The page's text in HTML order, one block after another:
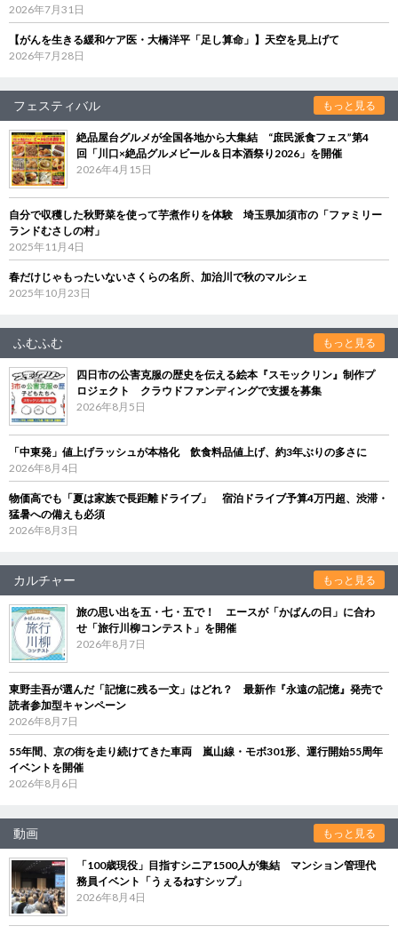
2026年7月31日
【がんを生きる緩和ケア医・大橋洋平「足し算命」】天空を見上げて
2026年7月28日
フェスティバル もっと見る
絶品屋台グルメが全国各地から大集結 “庶民派食フェス”第4
回「川口×絶品グルメビール＆日本酒祭り2026」を開催
2026年4月15日
自分で収穫した秋野菜を使って芋煮作りを体験 埼玉県加須市の「ファミリー
ランドむさしの村」
2025年11月4日
春だけじゃもったいないさくらの名所、加治川で秋のマルシェ
2025年10月23日
ふむふむ もっと見る
四日市の公害克服の歴史を伝える絵本『スモックリン』制作プ
ロジェクト クラウドファンディングで支援を募集
2026年8月5日
「中東発」値上げラッシュが本格化 飲食料品値上げ、約3年ぶりの多さに
2026年8月4日
物価高でも「夏は家族で長距離ドライブ」 宿泊ドライブ予算4万円超、渋滞・
猛暑への備えも必須
2026年8月3日
カルチャー もっと見る
旅の思い出を五・七・五で！ エースが「かばんの日」に合わ
せ「旅行川柳コンテスト」を開催
2026年8月7日
東野圭吾が選んだ「記憶に残る一文」はどれ？ 最新作『永遠の記憶』発売で
読者参加型キャンペーン
2026年8月7日
55年間、京の街を走り続けてきた車両 嵐山線・モボ301形、運行開始55周年
イベントを開催
2026年8月6日
動画 もっと見る
「100歳現役」目指すシニア1500人が集結 マンション管理代
務員イベント「うぇるねすシップ」
2026年8月4日